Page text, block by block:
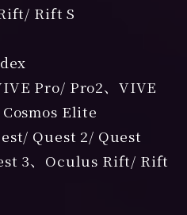
Rift S
Pro/ Pro2、VIVE
Cosmos Elite
Quest 2/ Quest
3、Oculus Rift/ Rift